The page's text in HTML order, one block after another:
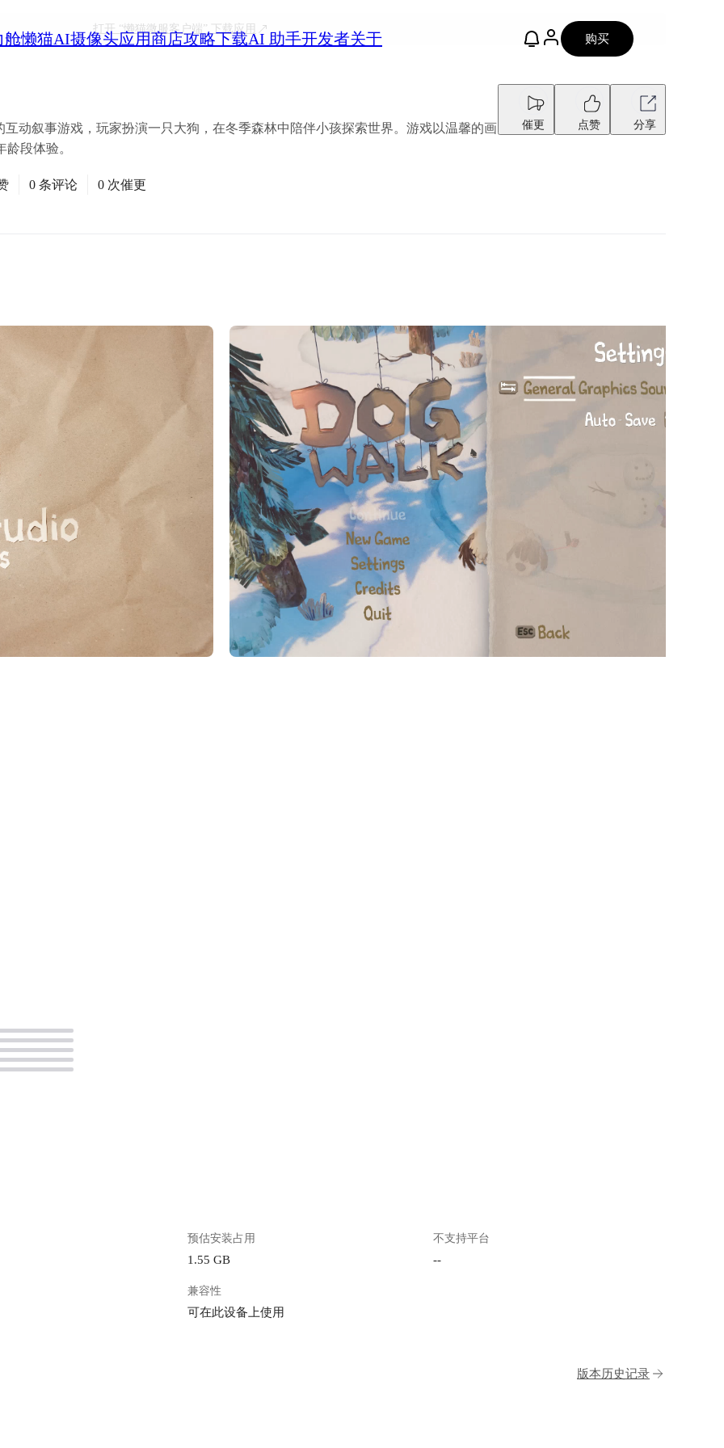
舱懒猫AI摄像头应用商店攻略下载AI 助手开发者关于 购买
打开 “懒猫微服客户端”下载应用
互动叙事游戏，玩家扮演一只大狗，在冬季森林中陪伴小孩探索世界。游戏以温馨的画
段体验。
催更 点赞 分享
0 条评论 0 次催更
预估安装占用
1.55 GB
不支持平台
--
兼容性
可在此设备上使用
版本历史记录